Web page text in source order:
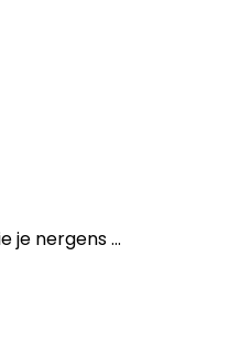
je nergens ...